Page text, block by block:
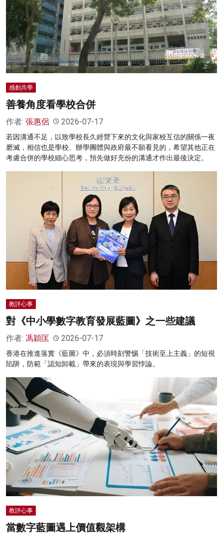
感創共學
善養角度看學校合併
作者: 張惠侶 2026-07-17
若因溝通不足，以致學校長久經營下來的文化與家校互信的關係一夜
磨滅，相信也是學校、辦學團體與政府最不願看見的，希望其他正在
考慮合併的學校細心思考，預先做好充份的溝通才作出最後決定。
教評心事
對《中小學數字教育發展藍圖》之一些建議
作者: 馮穎匡 2026-07-17
香港在推進落實《藍圖》中，必須時刻警惕「技術至上主義」的短視
陷阱，防範「認知卸載」帶來的表現與學習悖論。
教評心事
當數字藍圖遇上價值觀架構